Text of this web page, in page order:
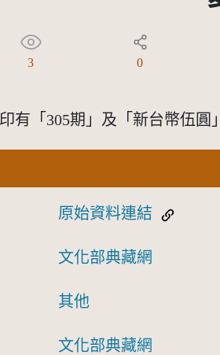
保護-僅限於本平台有限度公開瀏覽
3 0
有「305期」及「新台幣伍圓
原始資料連結
文化部典藏網
其他
文化部典藏網